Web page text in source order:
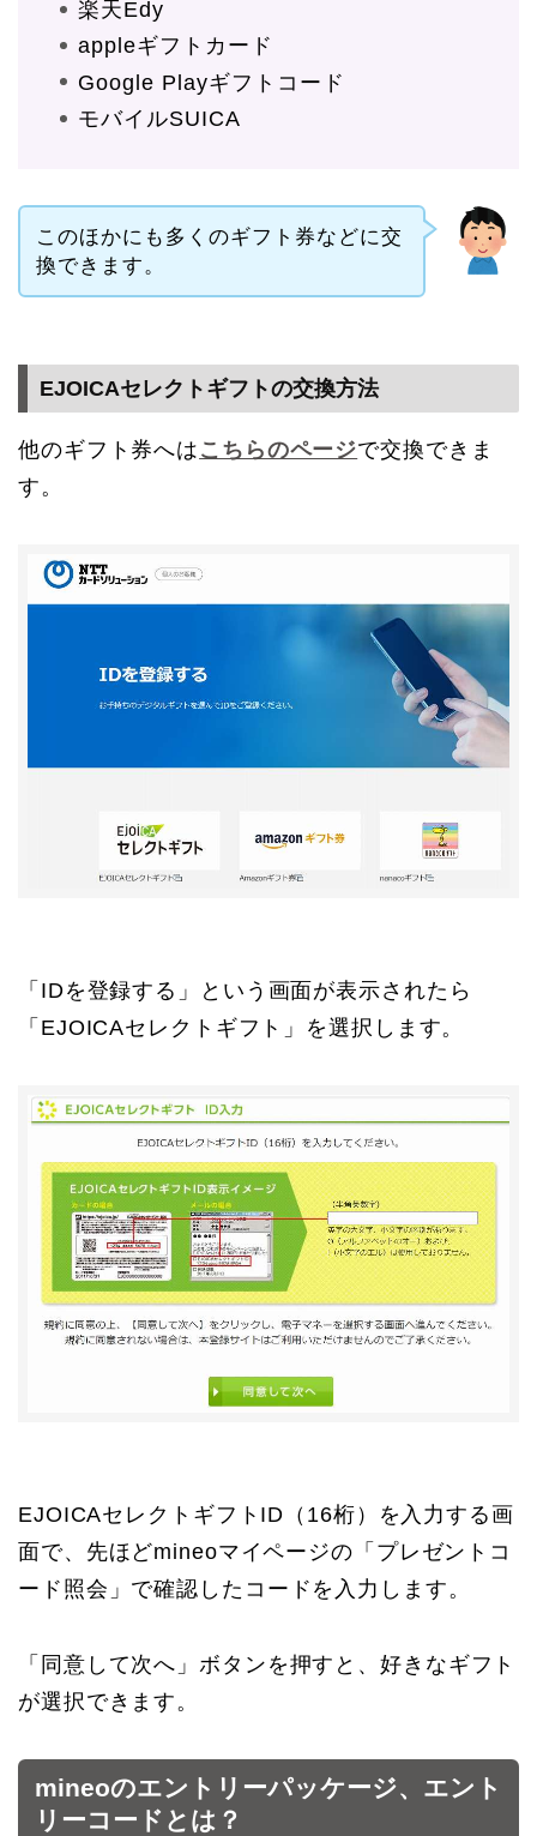
楽天Edy
appleギフトカード
Google Playギフトコード
モバイルSUICA
このほかにも多くのギフト券などに交
換できます。
EJOICAセレクトギフトの交換方法
他のギフト券へは こちらのページで交換できま
す。
「IDを登録する」という画面が表示されたら
「EJOICAセレクトギフト」を選択します。
EJOICAセレクトギフトID（16桁）を入力する画
面で、先ほどmineoマイページの「プレゼントコ
ード照会」で確認したコードを入力します。
「同意して次へ」ボタンを押すと、好きなギフト
が選択できます。
mineoのエントリーパッケージ、エント
リーコードとは？